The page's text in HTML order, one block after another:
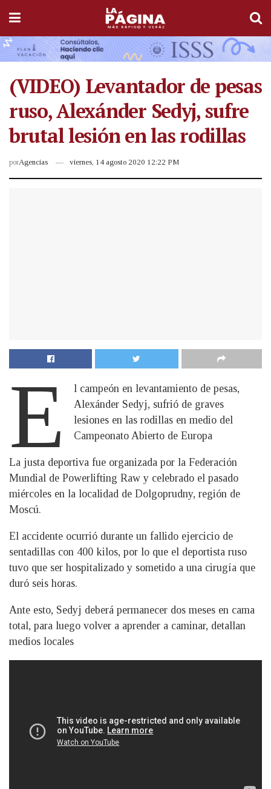
(VIDEO) Levantador de pesas
ruso, Alexánder Sedyj, sufre
brutal lesión en las rodillas
porAgencias viernes, 14 agosto 2020 12:22 PM
E
l campeón en levantamiento de pesas,
Alexánder Sedyj, sufrió de graves
lesiones en las rodillas en medio del
Campeonato Abierto de Europa
La justa deportiva fue organizada por la Federación
Mundial de Powerlifting Raw y celebrado el pasado
miércoles en la localidad de Dolgoprudny, región de
Moscú.
El accidente ocurrió durante un fallido ejercicio de
sentadillas con 400 kilos, por lo que el deportista ruso
tuvo que ser hospitalizado y sometido a una cirugía que
duró seis horas.
Ante esto, Sedyj deberá permanecer dos meses en cama
total, para luego volver a aprender a caminar, detallan
medios locales